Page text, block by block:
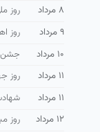
۸ مرداد
روز
۹ مرداد
روز
۱۰ مرداد
جشن
۱۱ مرداد
روز
۱۱ مرداد
شهادت
۱۲ مرداد
روز